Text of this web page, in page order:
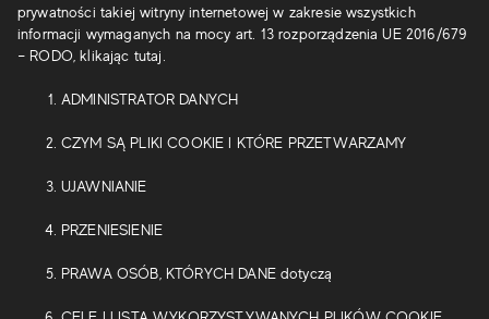
prywatności takiej witryny internetowej w zakresie wszystkich
informacji wymaganych na mocy art. 13 rozporządzenia UE 2016/679
– RODO, klikając tutaj.
ADMINISTRATOR DANYCH
CZYM SĄ PLIKI COOKIE I KTÓRE PRZETWARZAMY
UJAWNIANIE
PRZENIESIENIE
PRAWA OSÓB, KTÓRYCH DANE dotyczą